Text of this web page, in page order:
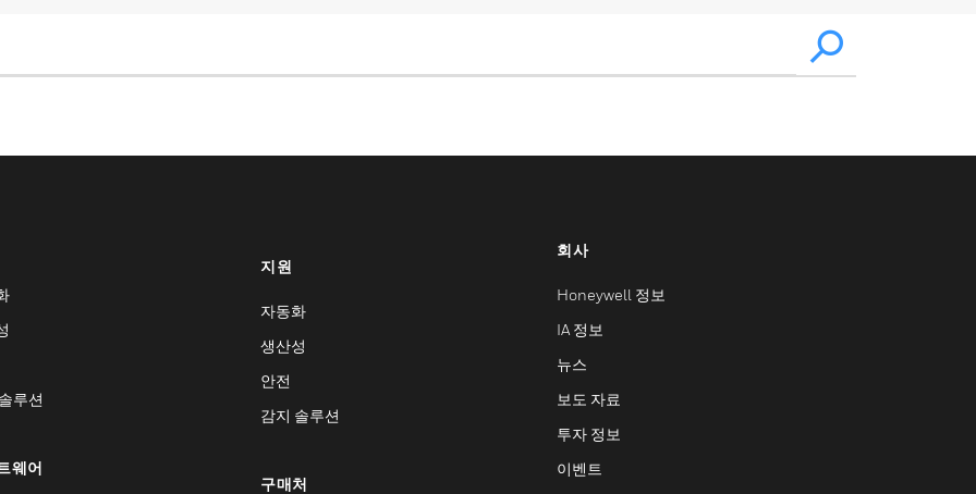
루션
웨어
지원
자동화
생산성
안전
감지 솔루션
구매처
회사
Honeywell 정보
IA 정보
뉴스
보도 자료
투자 정보
이벤트